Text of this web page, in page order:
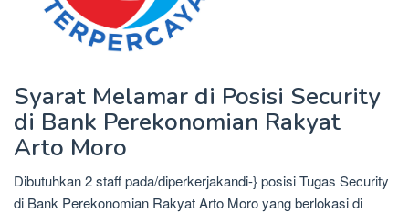
Syarat Melamar di Posisi Security
di Bank Perekonomian Rakyat
Arto Moro
Dibutuhkan 2 staff pada/diperkerjakandi-} posisi Tugas Security
di Bank Perekonomian Rakyat Arto Moro yang berlokasi di